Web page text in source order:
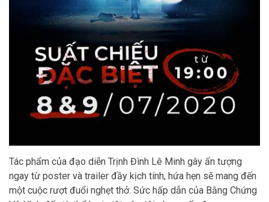
Tác phẩm của đạo diễn Trịnh Đình Lê Minh gây ấn tượng
ngay từ poster và trailer đầy kịch tính, hứa hẹn sẽ mang đến
một cuộc rượt đuổi nghẹt thở. Sức hấp dẫn của Bằng Chứng